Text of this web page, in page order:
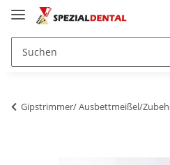
Gipstrimmer/ Ausbettmeißel/